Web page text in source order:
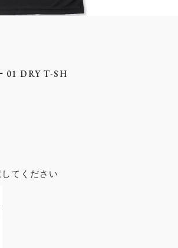
01 DRY T-SH
てください